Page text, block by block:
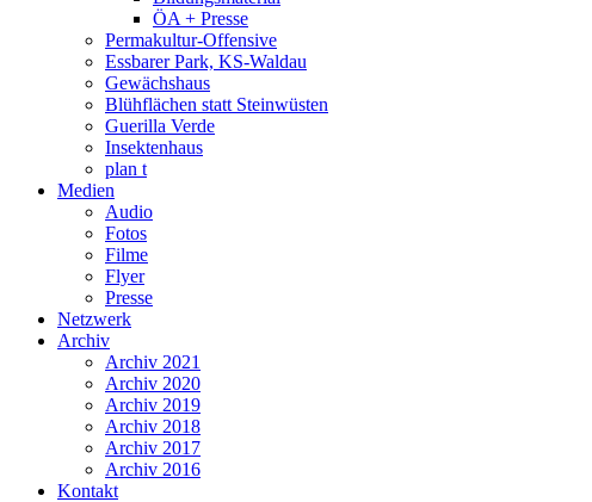
ÖA + Presse
Permakultur-Offensive
Essbarer Park, KS-Waldau
Gewächshaus
Blühflächen statt Steinwüsten
Guerilla Verde
Insektenhaus
plan t
Medien
Audio
Fotos
Filme
Flyer
Presse
Netzwerk
Archiv
Archiv 2021
Archiv 2020
Archiv 2019
Archiv 2018
Archiv 2017
Archiv 2016
Kontakt